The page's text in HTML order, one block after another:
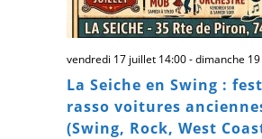
La Seiche en Swing :
rasso voitures
(Swing, Rock, West
vendredi 17 juillet 14:00-dimanche